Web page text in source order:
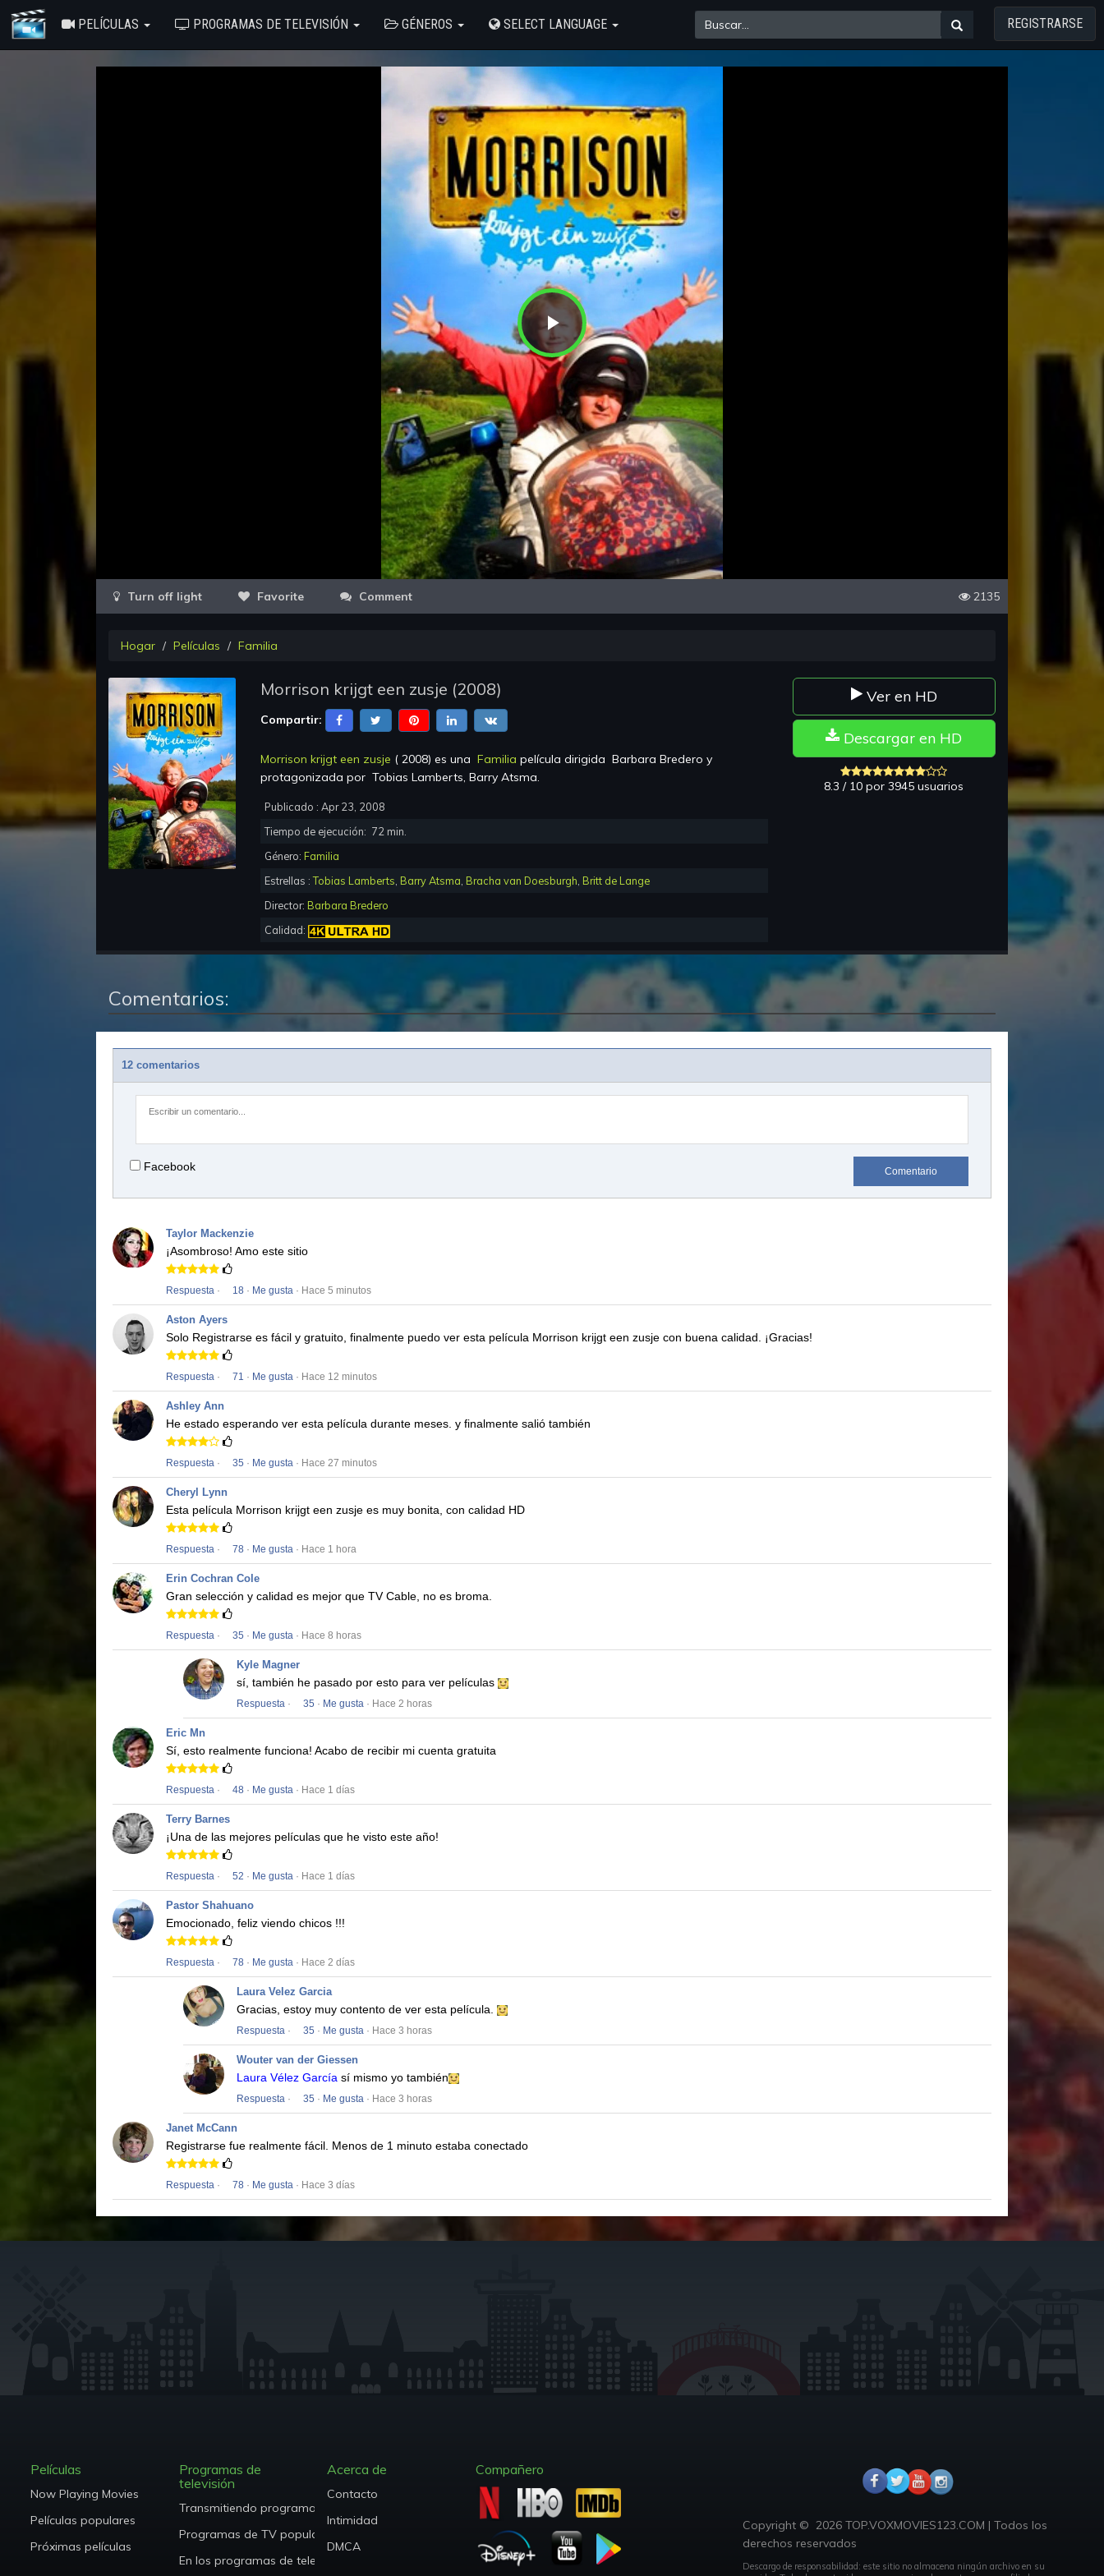
PELÍCULAS PROGRAMAS DE TELEVISIÓN GÉNEROS SELECT LANGUAGE REGISTRARSE
Play
Video
Favorite Comment 2135
Hogar Películas Familia
Morrison krijgt een zusje (2008)
Compartir:
Morrison krijgt een zusje ( 2008) es una Familia película dirigida Barbara Bredero y
protagonizada por Tobias Lamberts, Barry Atsma.
Publicado : Apr 23, 2008
Tiempo de ejecución: 72min.
Género: Familia
Estrellas :Tobias Lamberts, Barry Atsma, Bracha van Doesburgh, Britt de Lange
Director: Barbara Bredero
Calidad:
Ver en HD
Descargar en HD
8.3 / 10 por 3945 usuarios
Comentarios:
12 comentarios
Facebook Comentario
Taylor Mackenzie
¡Asombroso! Amo este sitio
Respuesta · 18 · Me gusta · Hace 5 minutos
Aston Ayers
Solo Registrarse es fácil y gratuito, finalmente puedo ver esta película Morrison krijgt een zusje con buena calidad. ¡Gracias!
Respuesta · 71 · Me gusta · Hace 12 minutos
Ashley Ann
He estado esperando ver esta película durante meses. y finalmente salió también
Respuesta · 35 · Me gusta · Hace 27 minutos
Cheryl Lynn
Esta película Morrison krijgt een zusje es muy bonita, con calidad HD
Respuesta · 78 · Me gusta · Hace 1 hora
Erin Cochran Cole
Gran selección y calidad es mejor que TV Cable, no es broma.
Respuesta · 35 · Me gusta · Hace 8 horas
Kyle Magner
sí, también he pasado por esto para ver películas
Respuesta · 35 · Me gusta · Hace 2 horas
Eric Mn
Sí, esto realmente funciona! Acabo de recibir mi cuenta gratuita
Respuesta · 48 · Me gusta · Hace 1 días
Terry Barnes
¡Una de las mejores películas que he visto este año!
Respuesta · 52 · Me gusta · Hace 1 días
Pastor Shahuano
Emocionado, feliz viendo chicos !!!
Respuesta · 78 · Me gusta · Hace 2 días
Laura Velez Garcia
Gracias, estoy muy contento de ver esta película.
Respuesta · 35 · Me gusta · Hace 3 horas
Wouter van der Giessen
Laura Vélez García sí mismo yo también
Respuesta · 35 · Me gusta · Hace 3 horas
Janet McCann
Registrarse fue realmente fácil. Menos de 1 minuto estaba conectado
Respuesta · 78 · Me gusta · Hace 3 días
Películas
Now Playing Movies
Películas populares
Próximas películas
Programas de
televisión
Transmitiendo programas de TV
Programas de TV populares
En los programas de televisión al aire
Acerca de
Contacto
Intimidad
DMCA
Compañero
Copyright © 2026 TOP.VOXMOVIES123.COM | Todos los
derechos reservados
Descargo de responsabilidad: este sitio no almacena ningún archivo en su